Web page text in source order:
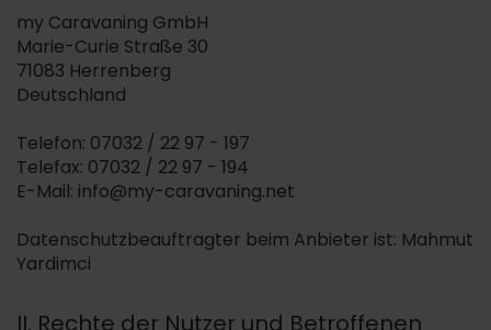
my Caravaning GmbH
Marie-Curie Straße 30
71083 Herrenberg
Deutschland
Telefon: 07032 / 22 97 - 197
Telefax: 07032 / 22 97 - 194
E-Mail: info@my-caravaning.net
Datenschutzbeauftragter beim Anbieter ist: Mahmut
Yardimci
II. Rechte der Nutzer und Betroffenen